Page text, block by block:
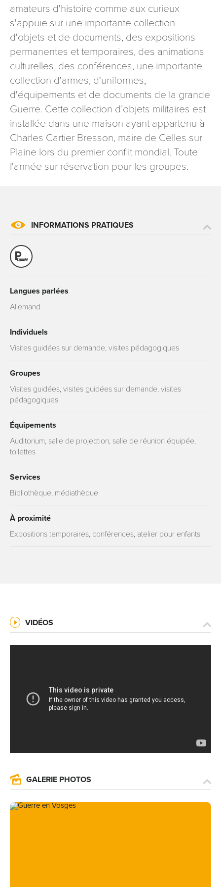
amateurs d'histoire comme aux curieux
s'appuie sur une importante collection
d'objets et de documents, des expositions
permanentes et temporaires, des animations
culturelles, des conférences, une importante
collection d'armes, d'uniformes,
d'équipements et de documents de la grande
Guerre. Cette collection d’objets militaires est
installée dans une maison ayant appartenu à
Charles Cartier Bresson, maire de Celles sur
Plaine lors du premier conflit mondial. Toute
l'année sur réservation pour les groupes.
INFORMATIONS PRATIQUES
Langues parlées
Allemand
Individuels
Visites guidées sur demande, visites pédagogiques
Groupes
Visites guidées, visites guidées sur demande, visites
pédagogiques
Équipements
Auditorium, salle de projection, salle de réunion équipée,
toilettes
Services
Bibliothèque, médiathèque
À proximité
Expositions temporaires, conférences, atelier pour enfants
VIDÉOS
GALERIE PHOTOS
signé accompagné de la copie d’un titre d’identité à
l’adresse suivante : Meurthe & Moselle Tourisme - 48
esplanade Jacques-Baudot CO 90019 54035 NANCY
cedex